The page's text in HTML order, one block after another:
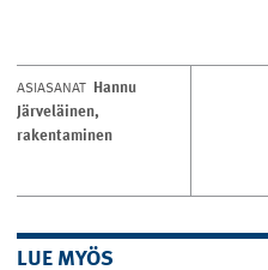
ASIASANAT Hannu
Järveläinen,
rakentaminen
LUE MYÖS